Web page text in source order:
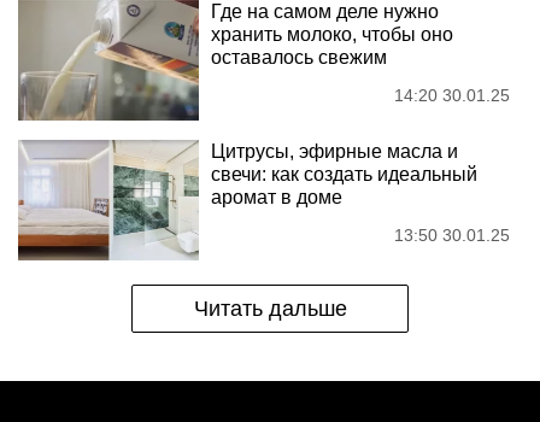
Где на самом деле нужно
хранить молоко, чтобы оно
оставалось свежим
14:20 30.01.25
Цитрусы, эфирные масла и
свечи: как создать идеальный
аромат в доме
13:50 30.01.25
Читать дальше